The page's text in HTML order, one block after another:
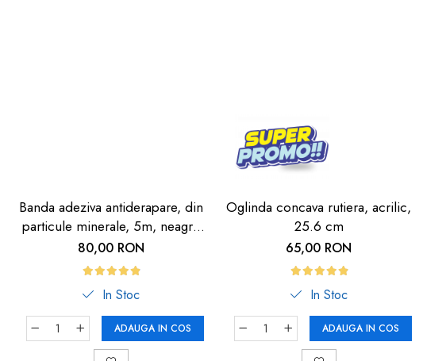
Banda adeziva antiderapare, din
particule minerale, 5m, neagra
cu dunga fosforescenta
80,00 RON
In Stoc
ADAUGA IN COS
Oglinda concava rutiera, acrilic,
25.6 cm
65,00 RON
In Stoc
ADAUGA IN COS